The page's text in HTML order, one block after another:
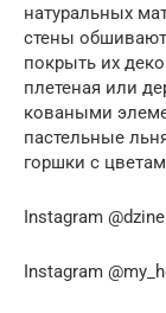
натуральных
стены
покрыть их
плетеная или
коваными
пастельные
горшки с
Instagram
Instagram